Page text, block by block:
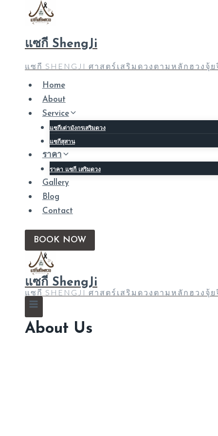
แซกี ShengJi
แซกี SHENGJI ศาสตร์เสริมดวงตามหลักฮวงจุ้
Home
About
Service
แซกีเต่ามังกรเสริมดวง
แซกีสุสาน
ราคา
ราคา แซกี เสริมดวง
Gallery
Blog
Contact
BOOK NOW
แซกี ShengJi
แซกี SHENGJI ศาสตร์เสริมดวงตามหลักฮวงจุ้
About Us